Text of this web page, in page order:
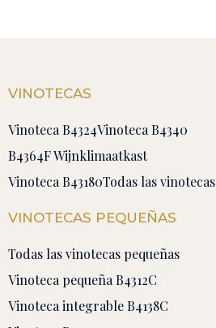
VINOTECAS
Vinoteca B4324Vinoteca B4340
B4364F Wijnklimaatkast
Vinoteca B43180Todas las vinotecas
VINOTECAS PEQUEÑAS
Todas las vinotecas pequeñas
Vinoteca pequeña B4312C
Vinoteca integrable B4138C